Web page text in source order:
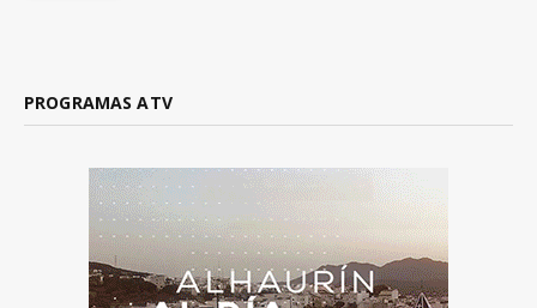
PROGRAMAS ATV